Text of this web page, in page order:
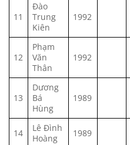
11
Đào
Trung
Kiên
1992
12
Phạm
Văn
Thân
1992
13
Dương
Bá
Hùng
1989
14
Lê Đình
Hoàng
1989